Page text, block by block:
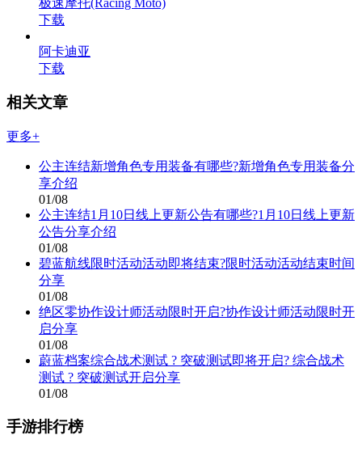
下载
阿卡迪亚
下载
相关文章
更多+
公主连结新增角色专用装备有哪些?新增角色专用装备分
享介绍
01/08
公主连结1月10日线上更新公告有哪些?1月10日线上更新
公告分享介绍
01/08
碧蓝航线限时活动活动即将结束?限时活动活动结束时间
分享
01/08
绝区零协作设计师活动限时开启?协作设计师活动限时开
启分享
01/08
蔚蓝档案综合战术测试 ? 突破测试即将开启? 综合战术
测试 ? 突破测试开启分享
01/08
手游排行榜